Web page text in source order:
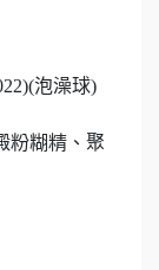
泡澡球)
粉糊精、聚